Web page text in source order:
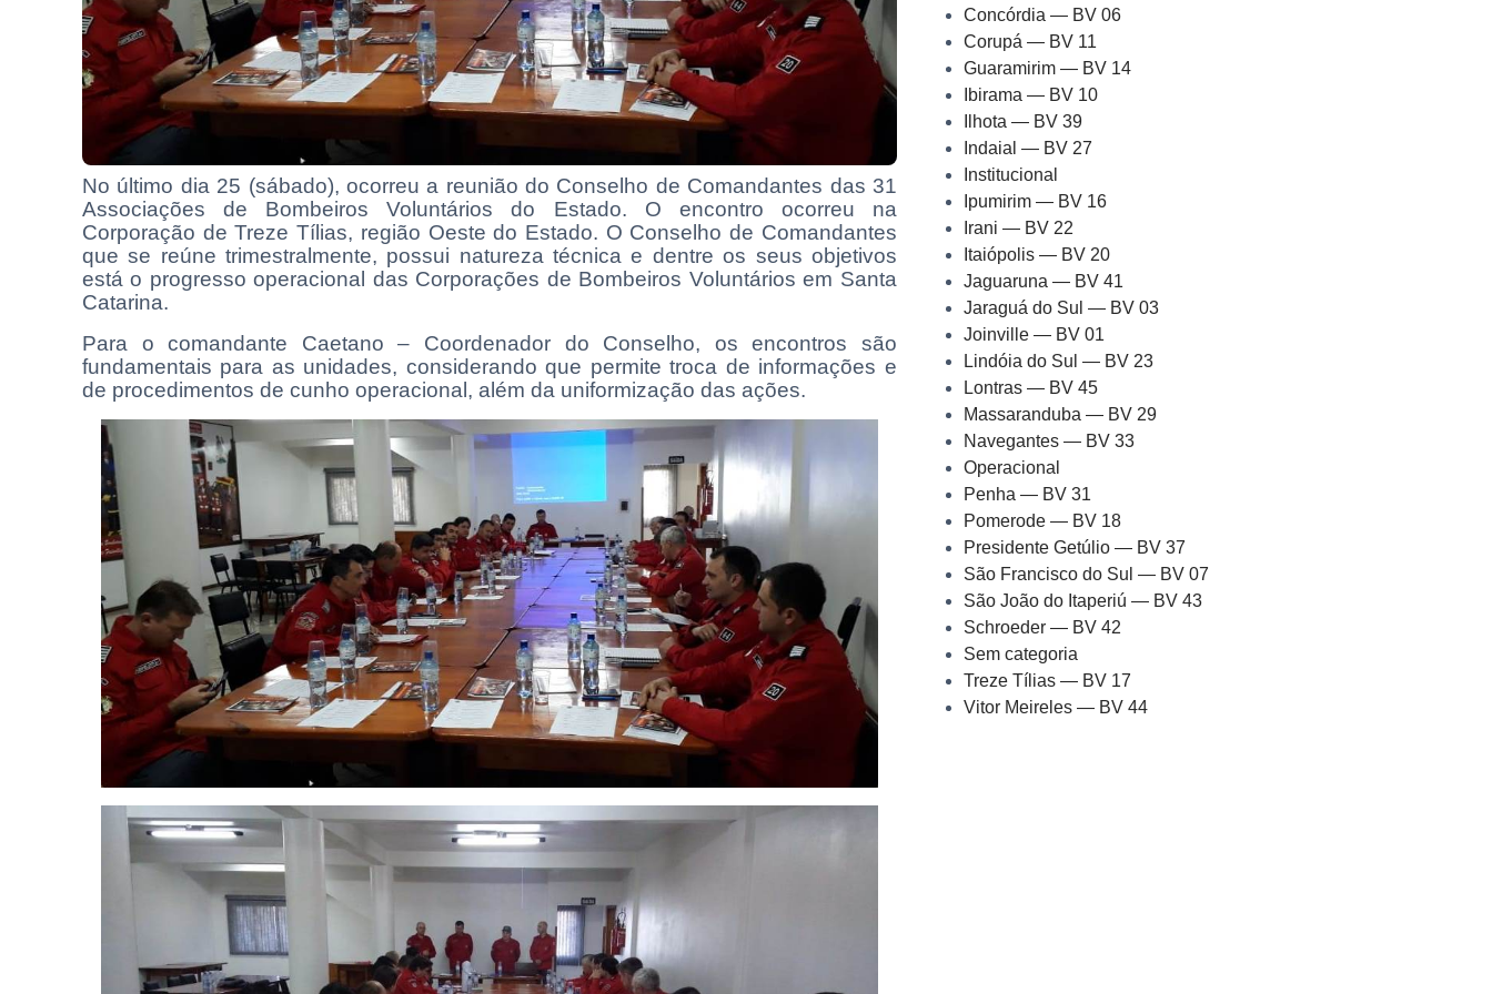
No último dia 25 (sábado), ocorreu a reunião do Conselho de Comandantes das 31
Associações de Bombeiros Voluntários do Estado. O encontro ocorreu na
Corporação de Treze Tílias, região Oeste do Estado. O Conselho de Comandantes
que se reúne trimestralmente, possui natureza técnica e dentre os seus objetivos
está o progresso operacional das Corporações de Bombeiros Voluntários em Santa
Catarina.
Para o comandante Caetano – Coordenador do Conselho, os encontros são
fundamentais para as unidades, considerando que permite troca de informações e
de procedimentos de cunho operacional, além da uniformização das ações.
Concórdia — BV 06
Corupá — BV 11
Guaramirim — BV 14
Ibirama — BV 10
Ilhota — BV 39
Indaial — BV 27
Institucional
Ipumirim — BV 16
Irani — BV 22
Itaiópolis — BV 20
Jaguaruna — BV 41
Jaraguá do Sul — BV 03
Joinville — BV 01
Lindóia do Sul — BV 23
Lontras — BV 45
Massaranduba — BV 29
Navegantes — BV 33
Operacional
Penha — BV 31
Pomerode — BV 18
Presidente Getúlio — BV 37
São Francisco do Sul — BV 07
São João do Itaperiú — BV 43
Schroeder — BV 42
Sem categoria
Treze Tílias — BV 17
Vitor Meireles — BV 44